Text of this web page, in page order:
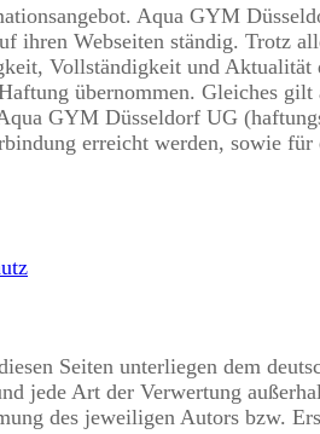
Aqua GYM
ihren Webseiten ständig. Trotz
Vollständigkeit und Aktualität
übernommen. Gleiches
GYM Düsseldorf UG
erreicht werden, sowie für
Seiten unterliegen dem
jede Art der Verwertung
des jeweiligen Autors bzw.